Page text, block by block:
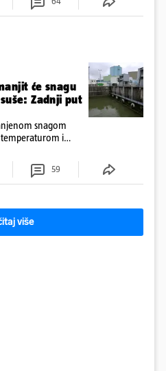
će snagu
Zadnji put
snagom
i
od 90 dana.
59
više